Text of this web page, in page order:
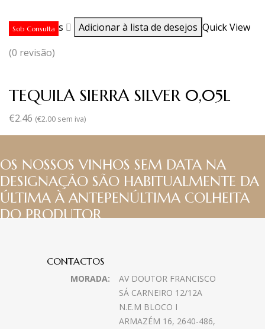
Sob Consulta
Ler mais Adicionar à lista de desejos Quick View
(0 revisão)
TEQUILA SIERRA SILVER 0,05L
€2.46 (€2.00 sem iva)
OS NOSSOS VINHOS SEM DATA NA
DESIGNAÇÃO SÃO HABITUALMENTE DA
ÚLTIMA À ANTEPENÚLTIMA COLHEITA
DO PRODUTOR
CONTACTOS
MORADA:
AV DOUTOR FRANCISCO
SÁ CARNEIRO 12/12A
N.E.M BLOCO I
ARMAZÉM 16, 2640-486,